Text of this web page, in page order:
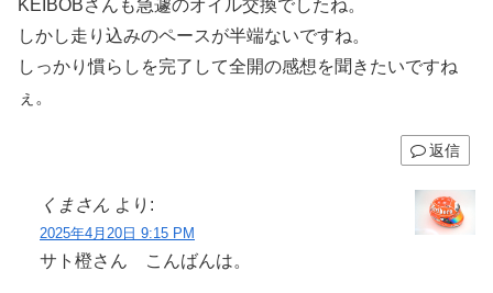
KEIBOBさんも急遽のオイル交換でしたね。
しかし走り込みのペースが半端ないですね。
しっかり慣らしを完了して全開の感想を聞きたいですね
ぇ。
返信
くまさん より:
2025年4月20日 9:15 PM
サト橙さん こんばんは。